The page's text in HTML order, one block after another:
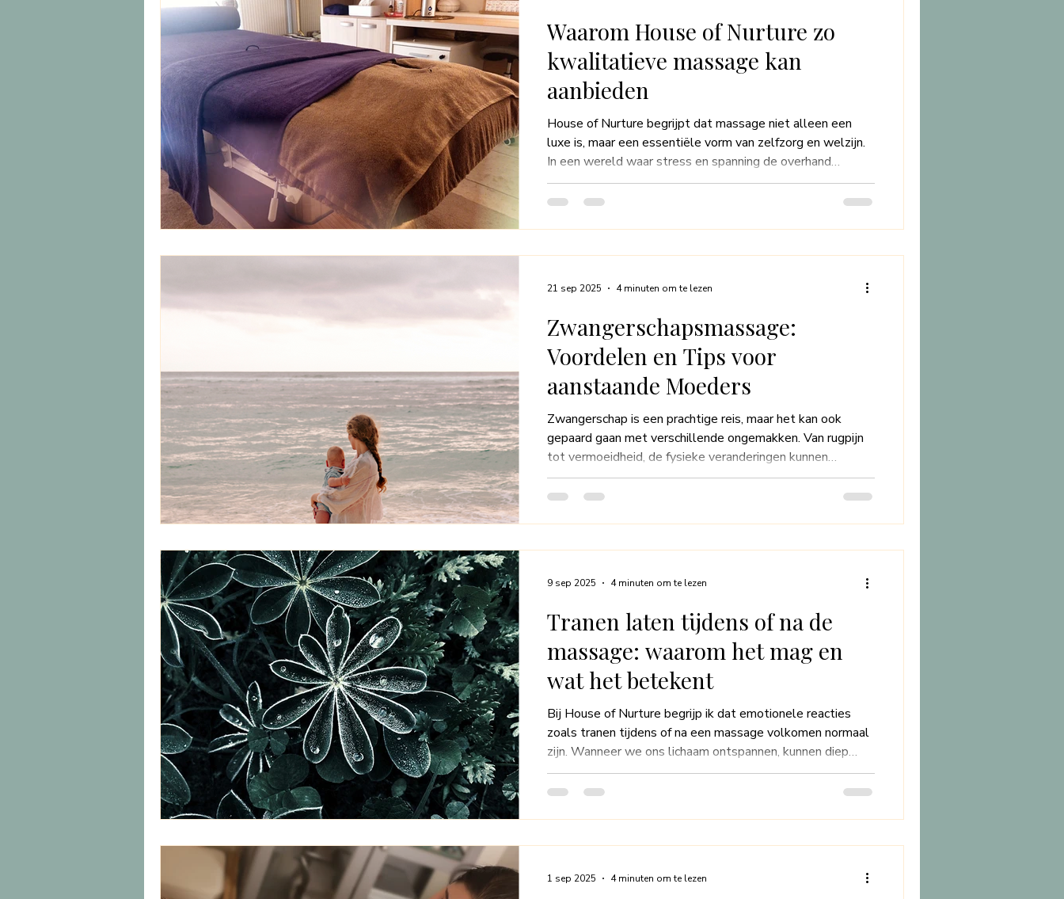
Waarom House of Nurture zo
kwalitatieve massage kan
aanbieden
House of Nurture begrijpt dat massage niet alleen een
luxe is, maar een essentiële vorm van zelfzorg en welzijn.
In een wereld waar stress en spanning de overhand
hebben, is het belangrijk om een plek te vinden waar je
kunt ontspannen en herstellen. House of Nurture is dé
persoonlijke benadering van massage. In dit blogartikel
Zwangerschapsmassage:
Voordelen en Tips voor
aanstaande Moeders
Zwangerschap is een prachtige reis, maar het kan ook
gepaard gaan met verschillende ongemakken. Van rugpijn
tot vermoeidheid, de fysieke veranderingen kunnen
uitdagend zijn. Gelukkig kan zwangerschapsmassage een
effectieve oplossing zijn. Deze speciale vorm van massage
verkennen we wat zwangerschapsmassage inhoudt, de
21 sep 2025 4 minuten om te lezen
Tranen laten tijdens of na de
massage: waarom het mag en
wat het betekent
Bij House of Nurture begrijp ik dat emotionele reacties
zoals tranen tijdens of na een massage volkomen normaal
zijn. Wanneer we ons lichaam ontspannen, kunnen diep
gewortelde emoties naar de oppervlakte komen. Deze
blogpost is er om je gerust te stellen en te inspireren,
hoe ze bijdragen aan je proces van heling en zelfzorg.
9 sep 2025 4 minuten om te lezen
1 sep 2025 4 minuten om te lezen